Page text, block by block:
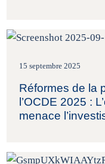
15 septembre 2025
Réformes de la
l’OCDE 2025 :
menace